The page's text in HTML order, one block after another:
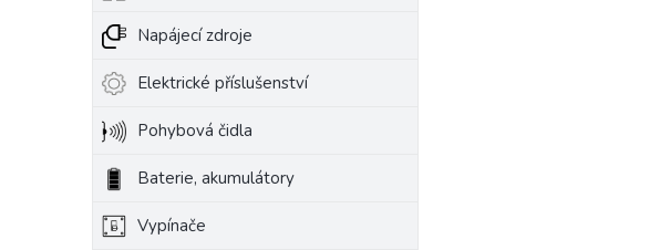
Napájecí zdroje
Elektrické příslušenství
Pohybová čidla
Baterie, akumulátory
Vypínače